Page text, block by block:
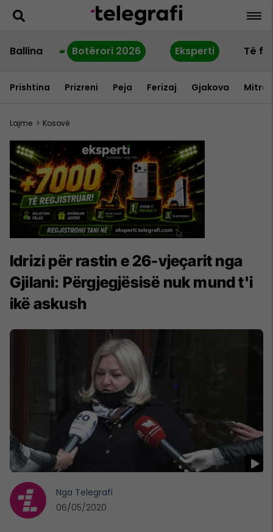
Ballina Botërori 2026 Eksperti Të
Prishtina Prizreni Peja Ferizaj Gjakova
Lajme > Kosovë
Idrizi për rastin e 26-vjeçarit nga
Gjilani: Përgjegjësisë nuk mund t'i
ikë askush
Nga Telegrafi
06/05/2020